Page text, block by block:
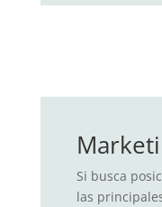
Si busca
las